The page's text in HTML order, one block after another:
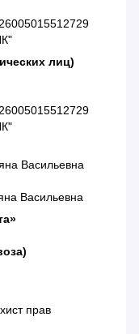
лиц)
Васильевна
Васильевна
прав